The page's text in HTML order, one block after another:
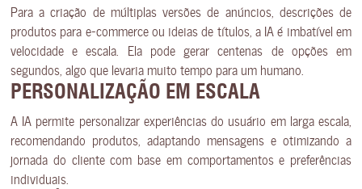
Para a criação de múltiplas versões de anúncios, descrições de
produtos para e-commerce ou ideias de títulos, a IA é imbatível em
velocidade e escala. Ela pode gerar centenas de opções em
segundos, algo que levaria muito tempo para um humano.
PERSONALIZAÇÃO EM ESCALA
A IA permite personalizar experiências do usuário em larga escala,
recomendando produtos, adaptando mensagens e otimizando a
jornada do cliente com base em comportamentos e preferências
individuais.